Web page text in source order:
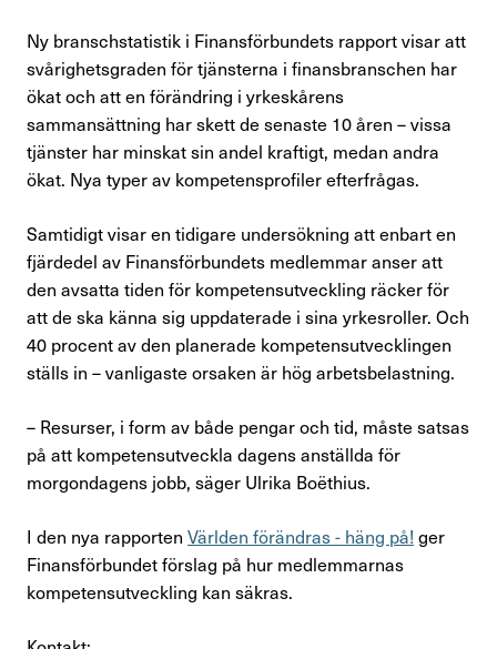
Internationellt arbete
Förtroendevald
In English
Logga in
Ny branschstatistik i Finansförbundets rapport visar att
svårighetsgraden för tjänsterna i finansbranschen har
ökat och att en förändring i yrkeskårens
sammansättning har skett de senaste 10 åren – vissa
tjänster har minskat sin andel kraftigt, medan andra
ökat. Nya typer av kompetensprofiler efterfrågas.
Samtidigt visar en tidigare undersökning att enbart en
fjärdedel av Finansförbundets medlemmar anser att
den avsatta tiden för kompetensutveckling räcker för
att de ska känna sig uppdaterade i sina yrkesroller. Och
40 procent av den planerade kompetensutvecklingen
ställs in – vanligaste orsaken är hög arbetsbelastning.
– Resurser, i form av både pengar och tid, måste satsas
på att kompetensutveckla dagens anställda för
morgondagens jobb, säger Ulrika Boëthius.
I den nya rapporten Världen förändras - häng på! ger
Finansförbundet förslag på hur medlemmarnas
kompetensutveckling kan säkras.